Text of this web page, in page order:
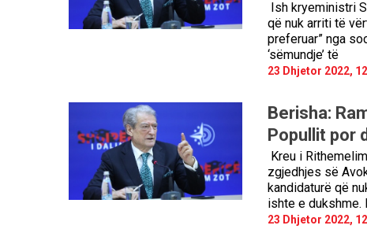
Ish kryeministri
që nuk arriti të
preferuar” nga
‘sëmundje’ të
23 Dhjetor 2022,
Berisha:
Popullit por
Kreu i
zgjedhjes së
kandidaturë që
ishte e dukshme.
23 Dhjetor 2022,